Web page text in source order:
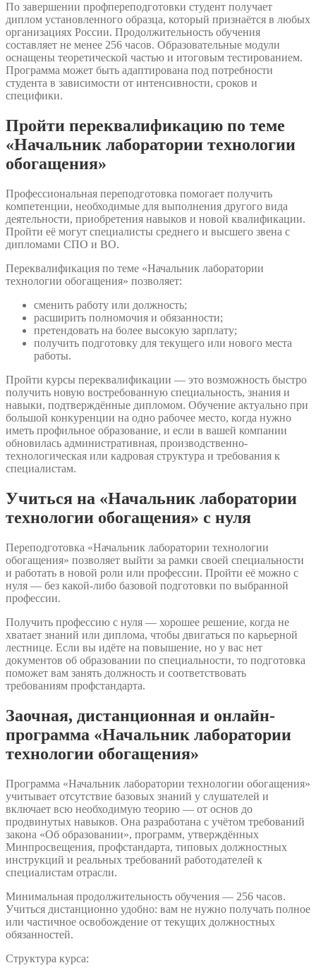
По завершении профпереподготовки студент получает
диплом установленного образца, который признаётся в любых
организациях России. Продолжительность обучения
составляет не менее 256 часов. Образовательные модули
оснащены теоретической частью и итоговым тестированием.
Программа может быть адаптирована под потребности
студента в зависимости от интенсивности, сроков и
специфики.
Пройти переквалификацию по теме
«Начальник лаборатории технологии
обогащения»
Профессиональная переподготовка помогает получить
компетенции, необходимые для выполнения другого вида
деятельности, приобретения навыков и новой квалификации.
Пройти её могут специалисты среднего и высшего звена с
дипломами СПО и ВО.
Переквалификация по теме «Начальник лаборатории
технологии обогащения» позволяет:
сменить работу или должность;
расширить полномочия и обязанности;
претендовать на более высокую зарплату;
получить подготовку для текущего или нового места
работы.
Пройти курсы переквалификации — это возможность быстро
получить новую востребованную специальность, знания и
навыки, подтверждённые дипломом. Обучение актуально при
большой конкуренции на одно рабочее место, когда нужно
иметь профильное образование, и если в вашей компании
обновилась административная, производственно-
технологическая или кадровая структура и требования к
специалистам.
Учиться на «Начальник лаборатории
технологии обогащения» с нуля
Переподготовка «Начальник лаборатории технологии
обогащения» позволяет выйти за рамки своей специальности
и работать в новой роли или профессии. Пройти её можно с
нуля — без какой-либо базовой подготовки по выбранной
профессии.
Получить профессию с нуля — хорошее решение, когда не
хватает знаний или диплома, чтобы двигаться по карьерной
лестнице. Если вы идёте на повышение, но у вас нет
документов об образовании по специальности, то подготовка
поможет вам занять должность и соответствовать
требованиям профстандарта.
Заочная, дистанционная и онлайн-
программа «Начальник лаборатории
технологии обогащения»
Программа «Начальник лаборатории технологии обогащения»
учитывает отсутствие базовых знаний у слушателей и
включает всю необходимую теорию — от основ до
продвинутых навыков. Она разработана с учётом требований
закона «Об образовании», программ, утверждённых
Минпросвещения, профстандарта, типовых должностных
инструкций и реальных требований работодателей к
специалистам отрасли.
Минимальная продолжительность обучения — 256 часов.
Учиться дистанционно удобно: вам не нужно получать полное
или частичное освобождение от текущих должностных
обязанностей.
Структура курса: